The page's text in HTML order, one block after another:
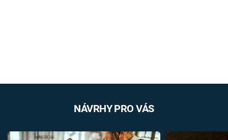
NÁVRHY PRO VÁS